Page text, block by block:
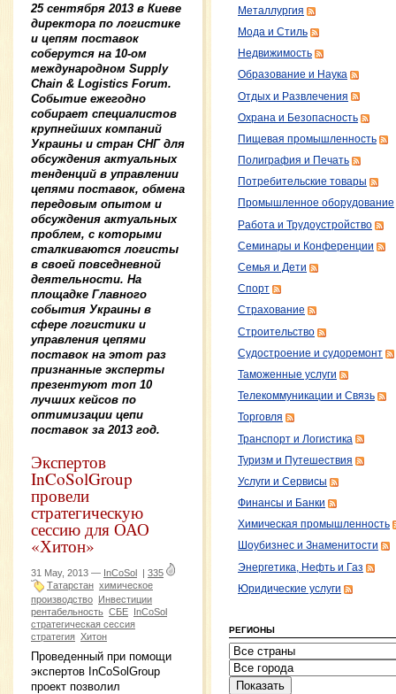
25 сентября 2013 в Киеве
директора по логистике
и цепям поставок
соберутся на 10-ом
международном Supply
Chain & Logistics Forum.
Событие ежегодно
собирает специалистов
крупнейших компаний
Украины и стран СНГ для
обсуждения актуальных
тенденций в управлении
цепями поставок, обмена
передовым опытом и
обсуждения актуальных
проблем, с которыми
сталкиваются логисты
в своей повседневной
деятельности. На
площадке Главного
события Украины в
сфере логистики и
управления цепями
поставок на этот раз
признанные эксперты
презентуют топ 10
лучших кейсов по
оптимизации цепи
поставок за 2013 год.
Экспертов
InCoSolGroup
провели
стратегическую
сессию для ОАО
«Хитон»
31 May, 2013 — InCoSol
335
Татарстан химическое
производство
Инвестиции
рентабельность СБЕ
InCoSol
стратегическая сессия
стратегия Хитон
Проведенный при помощи
экспертов InCoSolGroup
проект позволил
Металлургия
Мода и Стиль
Недвижимость
Образование и Наука
Отдых и Развлечения
Охрана и Безопасность
Пищевая промышленность
Полиграфия и Печать
Потребительские товары
Промышленное оборудование
Работа и Трудоустройство
Семинары и Конференции
Семья и Дети
Спорт
Страхование
Строительство
Судостроение и судоремонт
Таможенные услуги
Телекоммуникации и Связь
Торговля
Транспорт и Логистика
Туризм и Путешествия
Услуги и Сервисы
Финансы и Банки
Химическая промышленность
Шоубизнес и Знаменитости
Энергетика, Нефть и Газ
Юридические услуги
РЕГИОНЫ